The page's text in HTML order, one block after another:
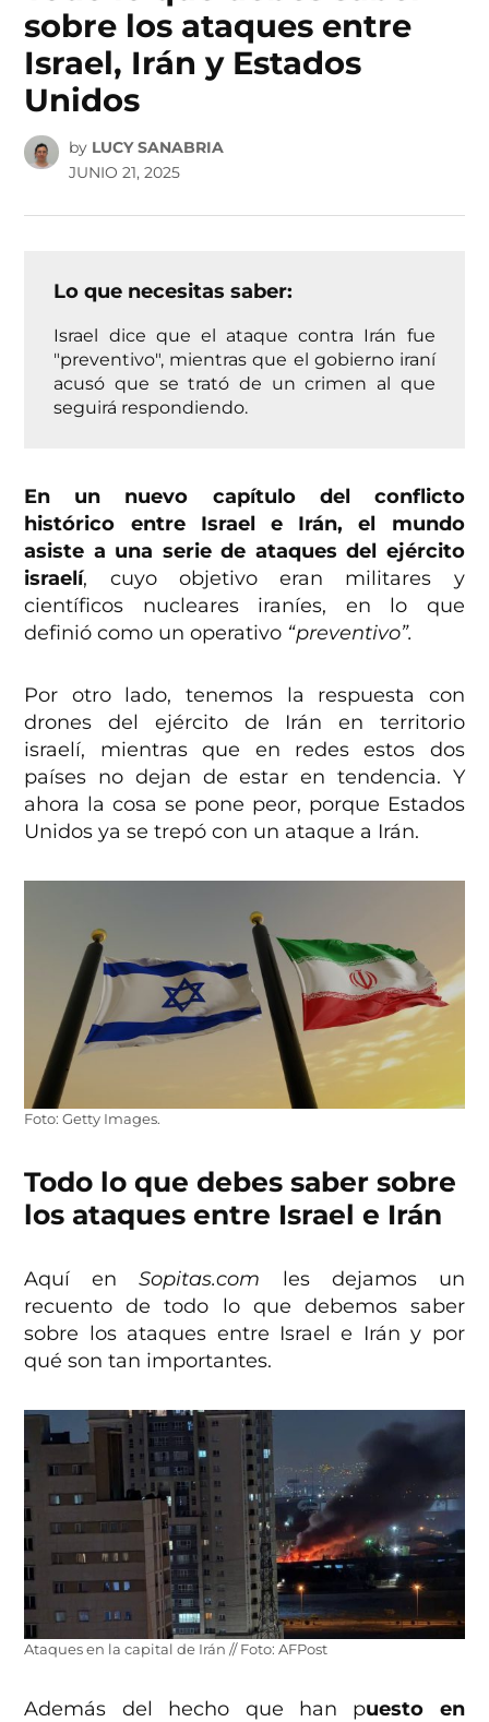
sobre los ataques entre
Israel, Irán y Estados
Unidos
by LUCY SANABRIA
JUNIO 21, 2025
Lo que necesitas saber:
Israel dice que el ataque contra Irán fue
"preventivo", mientras que el gobierno iraní
acusó que se trató de un crimen al que
seguirá respondiendo.
En un nuevo capítulo del conflicto
histórico entre Israel e Irán, el mundo
asiste a una serie de ataques del ejército
israelí, cuyo objetivo eran militares y
científicos nucleares iraníes, en lo que
definió como un operativo “preventivo”.
Por otro lado, tenemos la respuesta con
drones del ejército de Irán en territorio
israelí, mientras que en redes estos dos
países no dejan de estar en tendencia. Y
ahora la cosa se pone peor, porque Estados
Unidos ya se trepó con un ataque a Irán.
Foto: Getty Images.
Todo lo que debes saber sobre
los ataques entre Israel e Irán
Aquí enSopitas.com les dejamos un
recuento de todo lo que debemos saber
sobre los ataques entre Israel e Irán y por
qué son tan importantes.
Ataques en la capital de Irán // Foto: AFPost
Además del hecho que han puesto en